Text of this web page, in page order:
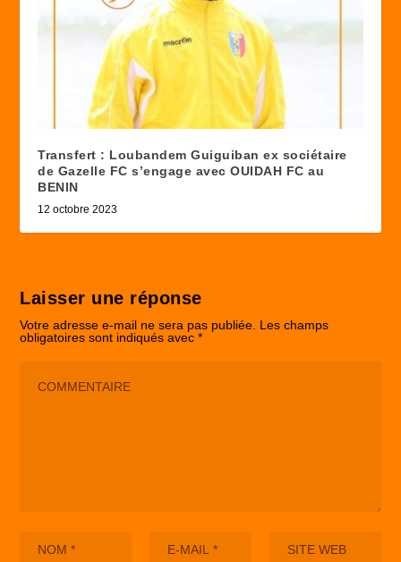
Transfert : Loubandem Guiguiban ex sociétaire
de Gazelle FC s’engage avec OUIDAH FC au
BENIN
12 octobre 2023
Laisser une réponse
Votre adresse e-mail ne sera pas publiée. Les champs
obligatoires sont indiqués avec*